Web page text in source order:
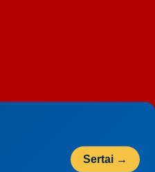
Sertai →